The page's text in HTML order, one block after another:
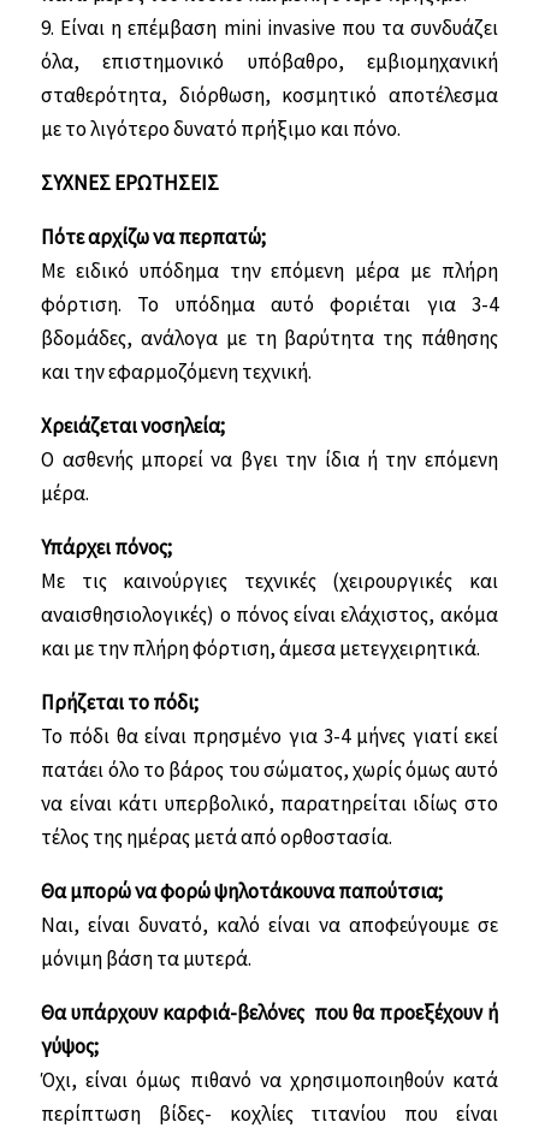
9. Είναι η επέμβαση mini invasive που τα συνδυάζει
όλα, επιστημονικό υπόβαθρο, εμβιομηχανική
σταθερότητα, διόρθωση, κοσμητικό αποτέλεσμα
με το λιγότερο δυνατό πρήξιμο και πόνο.
ΣΥΧΝΕΣ ΕΡΩΤΗΣΕΙΣ
Πότε αρχίζω να περπατώ;
Με ειδικό υπόδημα την επόμενη μέρα με πλήρη
φόρτιση. Το υπόδημα αυτό φοριέται για 3-4
βδομάδες, ανάλογα με τη βαρύτητα της πάθησης
και την εφαρμοζόμενη τεχνική.
Χρειάζεται νοσηλεία;
Ο ασθενής μπορεί να βγει την ίδια ή την επόμενη
μέρα.
Υπάρχει πόνος;
Με τις καινούργιες τεχνικές (χειρουργικές και
αναισθησιολογικές) ο πόνος είναι ελάχιστος, ακόμα
και με την πλήρη φόρτιση, άμεσα μετεγχειρητικά.
Πρήζεται το πόδι;
Το πόδι θα είναι πρησμένο για 3-4 μήνες γιατί εκεί
πατάει όλο το βάρος του σώματος, χωρίς όμως αυτό
να είναι κάτι υπερβολικό, παρατηρείται ιδίως στο
τέλος της ημέρας μετά από ορθοστασία.
Θα μπορώ να φορώ ψηλοτάκουνα παπούτσια;
Ναι, είναι δυνατό, καλό είναι να αποφεύγουμε σε
μόνιμη βάση τα μυτερά.
Θα υπάρχουν καρφιά-βελόνες που θα προεξέχουν ή
γύψος;
Όχι, είναι όμως πιθανό να χρησιμοποιηθούν κατά
περίπτωση βίδες- κοχλίες τιτανίου που είναι